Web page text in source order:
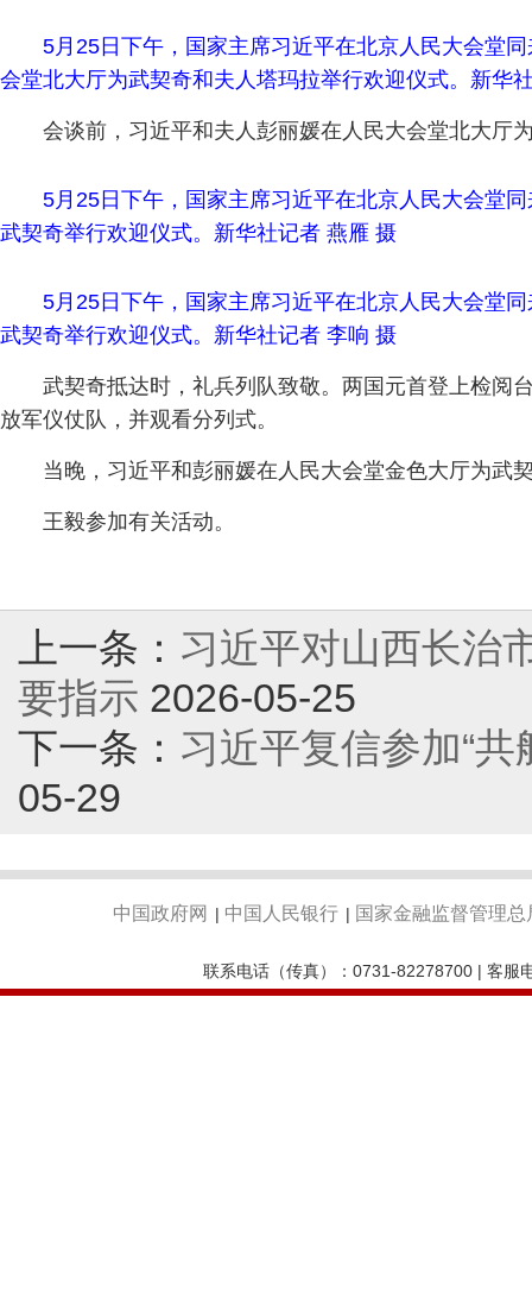
5月25日下午，国家主席习近平在北京人民大会堂
会堂北大厅为武契奇和夫人塔玛拉举行欢迎仪式。新华
会谈前，习近平和夫人彭丽媛在人民大会堂北大厅
5月25日下午，国家主席习近平在北京人民大会堂
武契奇举行欢迎仪式。新华社记者 燕雁 摄
5月25日下午，国家主席习近平在北京人民大会堂
武契奇举行欢迎仪式。新华社记者 李响 摄
武契奇抵达时，礼兵列队致敬。两国元首登上检阅
放军仪仗队，并观看分列式。
当晚，习近平和彭丽媛在人民大会堂金色大厅为武
王毅参加有关活动。
上一条： 习近平对山西长治
要指示 2026-05-25
下一条： 习近平复信参加“
05-29
中国政府网 | 中国人民银行 | 国家金融监督管理总
联系电话（传真）：0731-82278700 | 客服